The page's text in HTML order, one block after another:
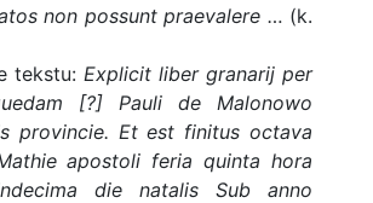
non possunt praevalere … (k.
tekstu: Explicit liber granarij per
[?] Pauli de Malonowo
provincie. Et est finitus octava
apostoli feria quinta hora
die natalis Sub anno